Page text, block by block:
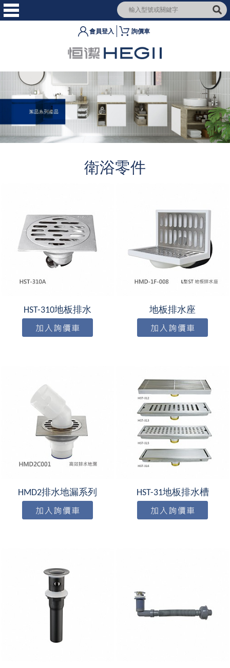
會員登入 詢價車
衛浴零件
HST-310地板排水 地板排水座
HMD2排水地漏系列 HST-31地板排水槽